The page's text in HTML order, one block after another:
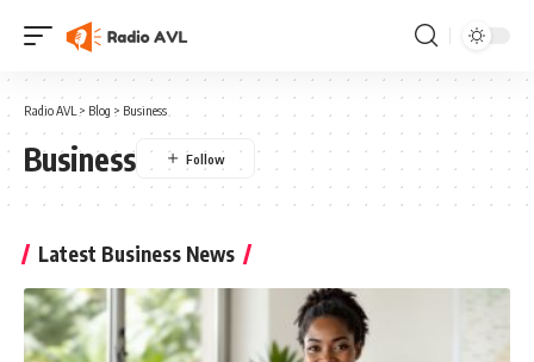
Radio AVL > Blog > Business
Business
Latest Business News